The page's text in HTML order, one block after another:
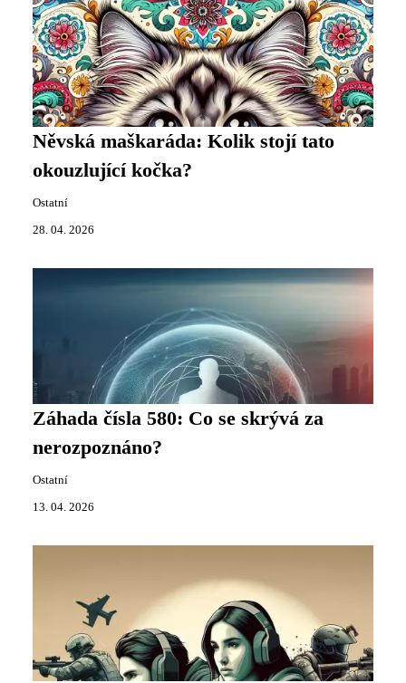
Něvská maškaráda: Kolik stojí tato
okouzlující kočka?
Ostatní
28. 04. 2026
Záhada čísla 580: Co se skrývá za
nerozpoznáno?
Ostatní
13. 04. 2026